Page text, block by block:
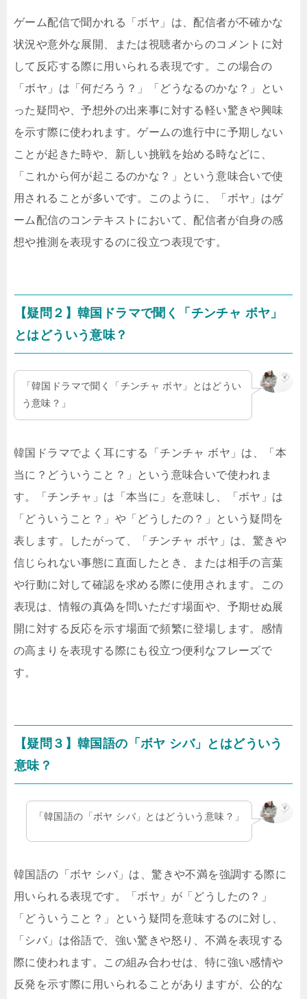
ゲーム配信で聞かれる「ボヤ」は、配信者が不確かな
状況や意外な展開、または視聴者からのコメントに対
して反応する際に用いられる表現です。この場合の
「ボヤ」は「何だろう？」「どうなるのかな？」とい
った疑問や、予想外の出来事に対する軽い驚きや興味
を示す際に使われます。ゲームの進行中に予期しない
ことが起きた時や、新しい挑戦を始める時などに、
「これから何が起こるのかな？」という意味合いで使
用されることが多いです。このように、「ボヤ」はゲ
ーム配信のコンテキストにおいて、配信者が自身の感
想や推測を表現するのに役立つ表現です。
【疑問２】韓国ドラマで聞く「チンチャ ボヤ」
とはどういう意味？
「韓国ドラマで聞く「チンチャ ボヤ」とはどうい
う意味？」
韓国ドラマでよく耳にする「チンチャ ボヤ」は、「本
当に？どういうこと？」という意味合いで使われま
す。「チンチャ」は「本当に」を意味し、「ボヤ」は
「どういうこと？」や「どうしたの？」という疑問を
表します。したがって、「チンチャ ボヤ」は、驚きや
信じられない事態に直面したとき、または相手の言葉
や行動に対して確認を求める際に使用されます。この
表現は、情報の真偽を問いただす場面や、予期せぬ展
開に対する反応を示す場面で頻繁に登場します。感情
の高まりを表現する際にも役立つ便利なフレーズで
す。
【疑問３】韓国語の「ボヤ シバ」とはどういう
意味？
「韓国語の「ボヤ シバ」とはどういう意味？」
韓国語の「ボヤ シバ」は、驚きや不満を強調する際に
用いられる表現です。「ボヤ」が「どうしたの？」
「どういうこと？」という疑問を意味するのに対し、
「シバ」は俗語で、強い驚きや怒り、不満を表現する
際に使われます。この組み合わせは、特に強い感情や
反発を示す際に用いられることがありますが、公的な